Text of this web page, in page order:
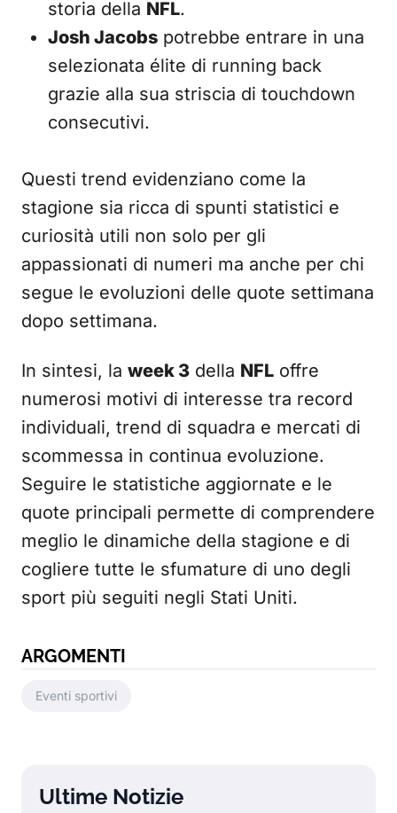
storia della NFL.
Josh Jacobs potrebbe entrare in una
selezionata élite di running back
grazie alla sua striscia di touchdown
consecutivi.
Questi trend evidenziano come la
stagione sia ricca di spunti statistici e
curiosità utili non solo per gli
appassionati di numeri ma anche per chi
segue le evoluzioni delle quote settimana
dopo settimana.
In sintesi, la week 3 della NFL offre
numerosi motivi di interesse tra record
individuali, trend di squadra e mercati di
scommessa in continua evoluzione.
Seguire le statistiche aggiornate e le
quote principali permette di comprendere
meglio le dinamiche della stagione e di
cogliere tutte le sfumature di uno degli
sport più seguiti negli Stati Uniti.
ARGOMENTI
Eventi sportivi
Ultime Notizie